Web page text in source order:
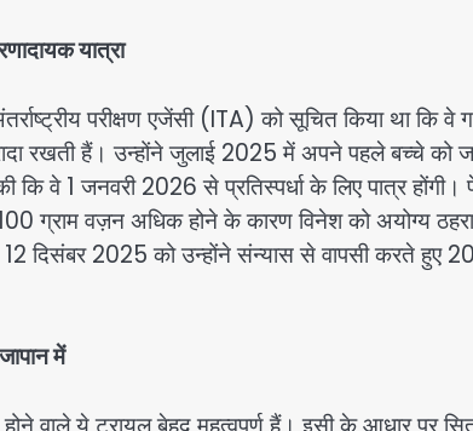
यात्रा
परीक्षण एजेंसी (ITA) को सूचित किया था कि वे
रखती हैं। उन्होंने जुलाई 2025 में अपने पहले बच्चे
कि वे 1 जनवरी 2026 से प्रतिस्पर्धा के लिए पात्र
ग्राम वज़न अधिक होने के कारण विनेश को अयोग्य
दिसंबर 2025 को उन्होंने संन्यास से वापसी करते हुए
में